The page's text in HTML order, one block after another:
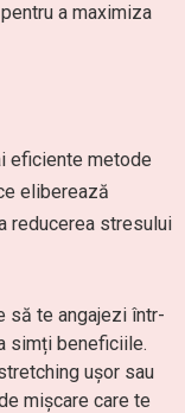
a maximiza
eficiente metode
eliberează
reducerea stresului
să te angajezi într-
simți beneficiile.
ușor sau
mișcare care te